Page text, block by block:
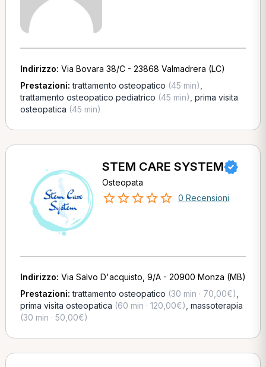
Indirizzo: Via Bovara 38/C - 23868 Valmadrera (LC)
Prestazioni:trattamento osteopatico (45 min)
trattamento osteopatico pediatrico (45 min) prima visita
osteopatica (45 min)
STEM CARE SYSTEM
Osteopata
0 Recensioni
Indirizzo: Via Salvo D'acquisto, 9/A - 20900 Monza (MB)
Prestazioni:trattamento osteopatico (30 min · 70,00€)
prima visita osteopatica (60 min · 120,00€) massoterapia
(30 min · 50,00€)